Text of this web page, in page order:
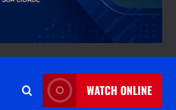
WATCH ONLINE